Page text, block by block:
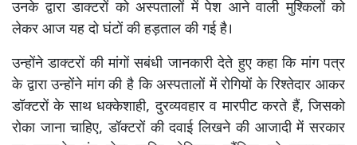
उनके द्वारा डाक्टरों को अस्पतालों में पेश आने वाली मुश्किलों को
लेकर आज यह दो घंटों की हड़ताल की गई है।
उन्होंने डाक्टरों की मांगों सबंधी जानकारी देते हुए कहा कि मांग पत्र
के द्वारा उन्होंने मांग की है कि अस्पतालों में रोगियों के रिश्तेदार आकर
डॉक्टरों के साथ धक्केशाही, दुरव्यवहार व मारपीट करते हैं, जिसको
रोका जाना चाहिए, डॉक्टरों की दवाई लिखने की आजादी में सरकार